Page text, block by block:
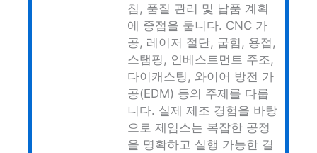
침, 품질 관리 및 납품 계획
에 중점을 둡니다. CNC 가
공, 레이저 절단, 굽힘, 용접,
스탬핑, 인베스트먼트 주조,
다이캐스팅, 와이어 방전 가
공(EDM) 등의 주제를 다룹
니다. 실제 제조 경험을 바탕
으로 제임스는 복잡한 공정
을 명확하고 실행 가능한 결